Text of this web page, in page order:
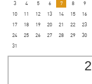
3
4 5 6 7 8
9
10
11 12 13 14 15
16
17
18 19 20 21 22
23
24
25 26 27 28 29
30
31